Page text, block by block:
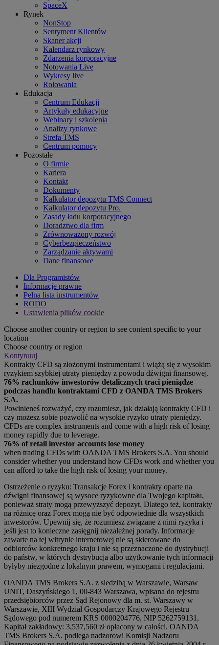
SpaceX
Rynek
NonStop
Sentyment Klientów
Skaner akcji
Kalendarz rynkowy
Zdarzenia korporacyjne
Notowania Live
Wykresy live
Rolowania
Edukacja
Centrum Edukacji
Artykuły edukacyjne
Webinary i szkolenia
Analizy rynkowe
Strefa TMS
Centrum pomocy
Pozostałe
O firmie
Kariera
Kontakt
Dokumenty
Kalkulator depozytu TMS Connect
Kalkulator depozytu Pro.
Zasady ładu korporacyjnego
Doradztwo dla firm
Zrównoważony rozwój
Cyberbezpieczeństwo
Zarządzanie aktywami
Dane finansowe
Dla Programistów
Informacje prawne
Pełna lista instrumentów
RODO
Ustawienia plików cookie
Choose another country or region to see content specific to your
location
Choose country or region
Kontynuuj
Kontrakty CFD są złożonymi instrumentami i wiążą się z wysokim
ryzykiem szybkiej utraty pieniędzy z powodu dźwigni finansowej.
76% rachunków inwestorów detalicznych traci pieniądze
podczas handlu kontraktami CFD z OANDA TMS Brokers
S.A.
Powinieneś rozważyć, czy rozumiesz, jak działają kontrakty CFD i
czy możesz sobie pozwolić na wysokie ryzyko utraty pieniędzy.
CFDs are complex instruments and come with a high risk of losing
money rapidly due to leverage.
76% of retail investor accounts lose money
when trading CFDs with OANDA TMS Brokers S.A. You should
consider whether you understand how CFDs work and whether you
can afford to take the high risk of losing your money.
Ostrzeżenie o ryzyku: Transakcje Forex i kontrakty oparte na
dźwigni finansowej są wysoce ryzykowne dla Twojego kapitału,
ponieważ straty mogą przewyższyć depozyt. Dlatego też, kontrakty
na różnicę oraz Forex mogą nie być odpowiednie dla wszystkich
inwestorów. Upewnij się, że rozumiesz związane z nimi ryzyka i
jeśli jest to konieczne zasięgnij niezależnej porady. Informacje
zawarte na tej witrynie internetowej nie są skierowane do
odbiorców konkretnego kraju i nie są przeznaczone do dystrybucji
do państw, w których dystrybucja albo użytkowanie tych informacji
byłyby niezgodne z lokalnym prawem, wymogami i regulacjami.
OANDA TMS Brokers S.A. z siedzibą w Warszawie, Warsaw
UNIT, Daszyńskiego 1, 00-843 Warszawa, wpisana do rejestru
przedsiębiorców przez Sąd Rejonowy dla m. st. Warszawy w
Warszawie, XIII Wydział Gospodarczy Krajowego Rejestru
Sądowego pod numerem KRS 0000204776, NIP 5262759131,
Kapitał zakładowy: 3,537,560 zł opłacony w całości. OANDA
TMS Brokers S.A. podlega nadzorowi Komisji Nadzoru